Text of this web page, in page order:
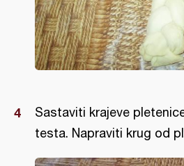
Sastaviti krajeve
testa. Napraviti krug od